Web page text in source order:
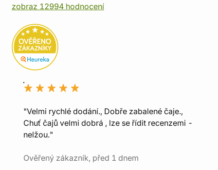
zobraz 12994 hodnocení
"Velmi rychlé dodání., Dobře zabalené čaje.,
Chuť čajů velmi dobrá , lze se řídit recenzemi -
nelžou."
Ověřený zákazník, před 1 dnem